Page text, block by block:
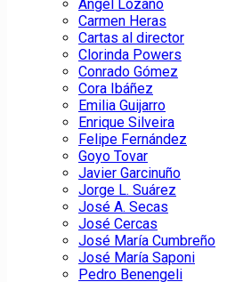
Ángel Lozano
Carmen Heras
Cartas al director
Clorinda Powers
Conrado Gómez
Cora Ibáñez
Emilia Guijarro
Enrique Silveira
Felipe Fernández
Goyo Tovar
Javier Garcinuño
Jorge L. Suárez
José A. Secas
José Cercas
José María Cumbreño
José María Saponi
Pedro Benengeli